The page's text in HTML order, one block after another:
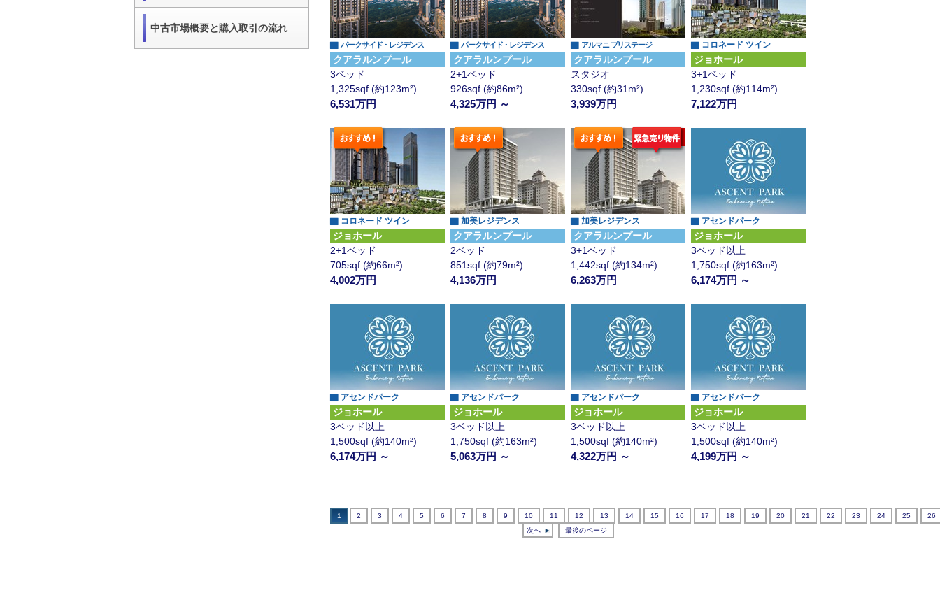
中古市場概要と購入取引の流れ
▇ パークサイド・レジデンス
クアラルンプール
3ベッド
1,325sqf (約123m²)
6,531万円
▇ パークサイド・レジデンス
クアラルンプール
2+1ベッド
926sqf (約86m²)
4,325万円 ～
▇ アルマニ プリステージ
クアラルンプール
スタジオ
330sqf (約31m²)
3,939万円
▇ コロネード ツイン
ジョホール
3+1ベッド
1,230sqf (約114m²)
7,122万円
▇ コロネード ツイン
ジョホール
2+1ベッド
705sqf (約66m²)
4,002万円
▇ 加美レジデンス
クアラルンプール
2ベッド
851sqf (約79m²)
4,136万円
▇ 加美レジデンス
クアラルンプール
3+1ベッド
1,442sqf (約134m²)
6,263万円
▇ アセンドパーク
ジョホール
3ベッド以上
1,750sqf (約163m²)
6,174万円 ～
▇ アセンドパーク
ジョホール
3ベッド以上
1,500sqf (約140m²)
6,174万円 ～
▇ アセンドパーク
ジョホール
3ベッド以上
1,750sqf (約163m²)
5,063万円 ～
▇ アセンドパーク
ジョホール
3ベッド以上
1,500sqf (約140m²)
4,322万円 ～
▇ アセンドパーク
ジョホール
3ベッド以上
1,500sqf (約140m²)
4,199万円 ～
1 2 3 4 5 6 7 8 9 10 11 12 13 14 15 16 17 18 19 20 21 22 23 24 25
26
次へ
最後のページ